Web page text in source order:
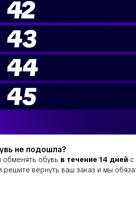
не подошла?
обувь в течение 14 дней с
решите вернуть ваш заказ и мы